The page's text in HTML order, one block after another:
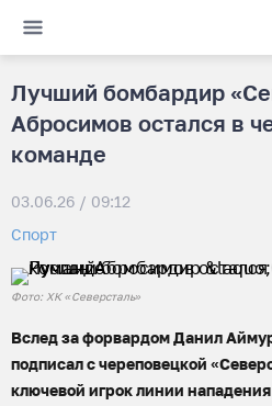
Лучший бомбардир
Абросимов остался в
команде
03.06.26 / 09:12
Спорт
Фото: ХК «Северсталь»
Вслед за форвардом Данил
подписал с череповецкой
ключевой игрок линии